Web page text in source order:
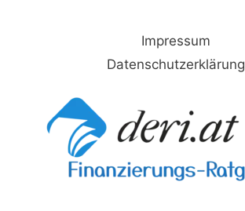
Impressum
Datenschutzerklärung